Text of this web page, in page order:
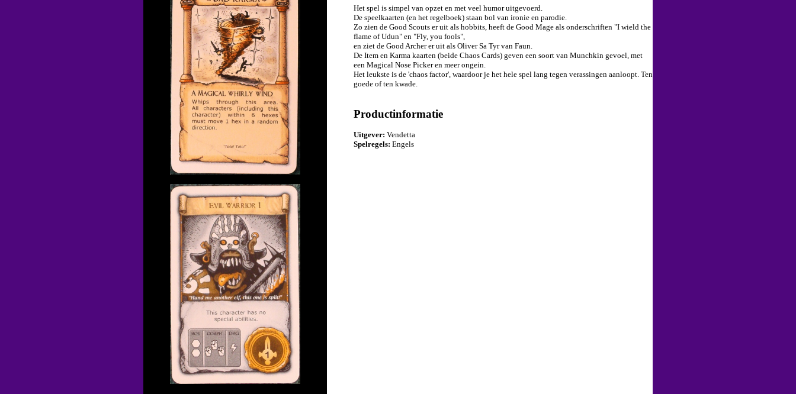
Het spel is simpel van opzet en met veel humor uitgevoerd.
De speelkaarten (en het regelboek) staan bol van ironie en parodie.
Zo zien de Good Scouts er uit als hobbits, heeft de Good Mage als onderschriften "I wield the
flame of Udun" en "Fly, you fools",
en ziet de Good Archer er uit als Oliver Sa Tyr van Faun.
De Item en Karma kaarten (beide Chaos Cards) geven een soort van Munchkin gevoel, met
een Magical Nose Picker en meer ongein.
Het leukste is de 'chaos factor', waardoor je het hele spel lang tegen verassingen aanloopt. Ten
goede of ten kwade.
Productinformatie
Uitgever: Vendetta
Spelregels: Engels